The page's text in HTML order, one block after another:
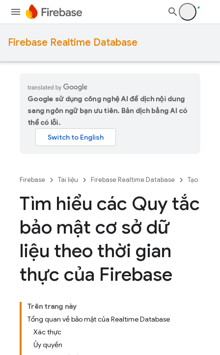
Firebase Realtime Database
Google sử dụng công nghệ AI để dịch nội dung
sang ngôn ngữ bạn ưu tiên. Bản dịch bằng AI có
thể có lỗi.
Firebase Tài liệu Firebase Realtime Database Tạo
Tìm hiểu các Quy tắc
bảo mật cơ sở dữ
liệu theo thời gian
thực của Firebase
Trên trang này
Tổng quan về bảo mật của Realtime Database
Xác thực
Ủy quyền